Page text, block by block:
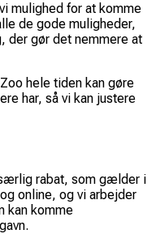
mulighed for at komme
de gode muligheder,
der gør det nemmere at
hele tiden kan gøre
har, så vi kan justere
rabat, som gælder i
online, og vi arbejder
kan komme